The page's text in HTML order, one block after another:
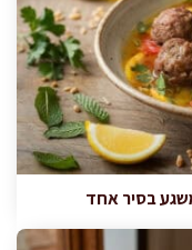
בסיר אחד